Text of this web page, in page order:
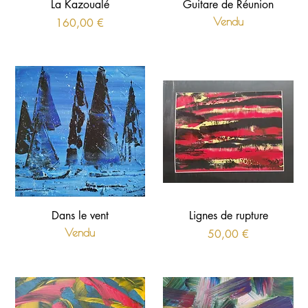
La Kazoualé
Prix
160,00 €
Guitare de Réunion
Vendu
Dans le vent
Vendu
Lignes de rupture
Prix
50,00 €